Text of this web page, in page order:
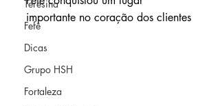
Teresina
Fefê
Dicas
Grupo HSH
Fortaleza
importante no coração dos clientes